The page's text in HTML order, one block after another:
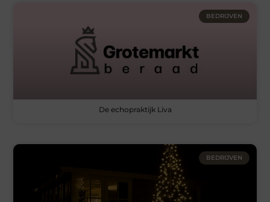
BEDRIJVEN
De echopraktijk Liva
BEDRIJVEN